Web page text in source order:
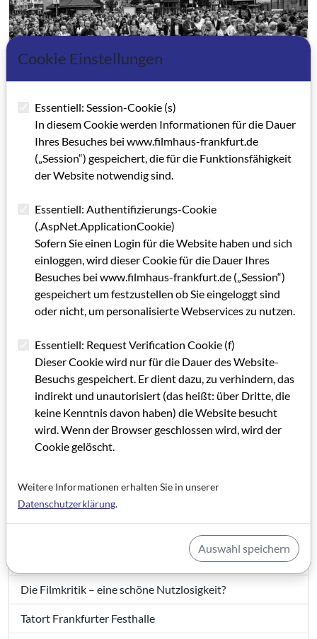
GRIP 67
Editorial
Reform oder Reförmchen?
Zwischen Verpackungssprache und individueller
Handschrift
In memoriam Irene Trampler
Der Kiez ohne Peter Zingler
Walk of Fame auf dem Kulturcampus?
Das verborgene Frankfurt entdecken
Viel Bewegung bei den Filmstudiengängen
Film lernen als Mediengestalter*in
Macht keinen Quatsch!
Wie kommen freie Filmschaffende an eine bessere
Die Filmkritik – eine schöne Nutzlosigkeit?
Tatort Frankfurter Festhalle
Cookie Einstellungen
Essentiell: Session-Cookie (s)
In diesem Cookie werden Informationen für die Dauer
Ihres Besuches bei www.filmhaus-frankfurt.de
(„Session“) gespeichert, die für die Funktionsfähigkeit
der Website notwendig sind.
Essentiell: Authentifizierungs-Cookie
(.AspNet.ApplicationCookie)
Sofern Sie einen Login für die Website haben und sich
einloggen, wird dieser Cookie für die Dauer Ihres
Besuches bei www.filmhaus-frankfurt.de („Session“)
gespeichert um festzustellen ob Sie eingeloggt sind
oder nicht, um personalisierte Webservices zu nutzen.
Essentiell: Request Verification Cookie (f)
Dieser Cookie wird nur für die Dauer des Website-
Besuchs gespeichert. Er dient dazu, zu verhindern, das
indirekt und unautorisiert (das heißt: über Dritte, die
keine Kenntnis davon haben) die Website besucht
wird. Wenn der Browser geschlossen wird, wird der
Cookie gelöscht.
Weitere Informationen erhalten Sie in unserer
Datenschutzerklärung.
Auswahl speichern